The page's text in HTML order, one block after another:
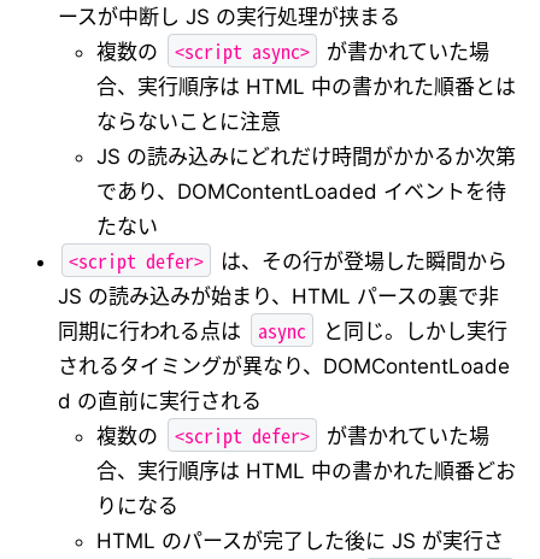
ースが中断し JS の実行処理が挟まる
複数の
<script async>
が書かれていた場
合、実行順序は HTML 中の書かれた順番とは
ならないことに注意
JS の読み込みにどれだけ時間がかかるか次第
であり、DOMContentLoaded イベントを待
たない
<script defer>
は、その行が登場した瞬間から
JS の読み込みが始まり、HTML パースの裏で非
同期に行われる点は
async
と同じ。しかし実行
されるタイミングが異なり、DOMContentLoade
d の直前に実行される
複数の
<script defer>
が書かれていた場
合、実行順序は HTML 中の書かれた順番どお
りになる
HTML のパースが完了した後に JS が実行さ